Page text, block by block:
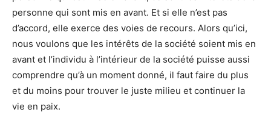
personne qui sont mis en avant. Et si elle n’est pas
d’accord, elle exerce des voies de recours. Alors qu’ici,
nous voulons que les intérêts de la société soient mis en
avant et l’individu à l’intérieur de la société puisse aussi
comprendre qu’à un moment donné, il faut faire du plus
et du moins pour trouver le juste milieu et continuer la
vie en paix.